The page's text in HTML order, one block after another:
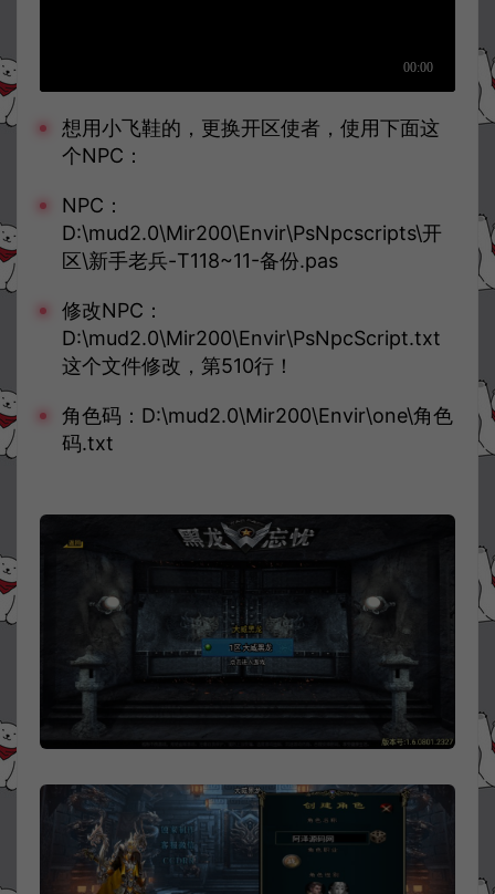
想用小飞鞋的，更换开区使者，使用下面这
个NPC：
NPC：
D:\mud2.0\Mir200\Envir\PsNpcscripts\开
区\新手老兵-T118~11-备份.pas
修改NPC：
D:\mud2.0\Mir200\Envir\PsNpcScript.txt
这个文件修改，第510行！
角色码：D:\mud2.0\Mir200\Envir\one\角色
码.txt